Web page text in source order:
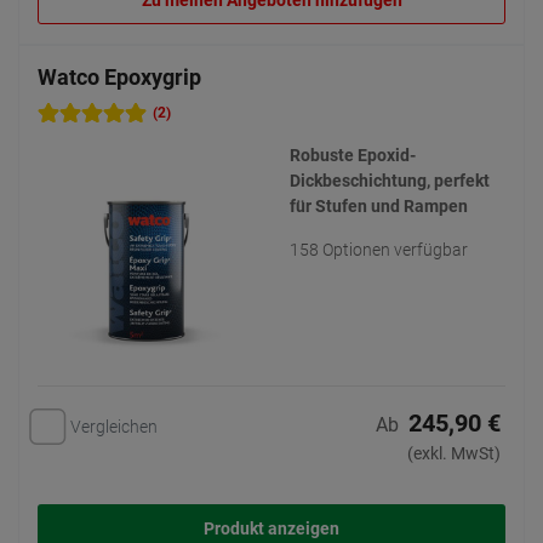
Watco Epoxygrip
(2)
Robuste Epoxid-
Dickbeschichtung, perfekt
für Stufen und Rampen
158 Optionen verfügbar
Vergleichen Ab 245,90 €
(exkl. MwSt)
Produkt anzeigen